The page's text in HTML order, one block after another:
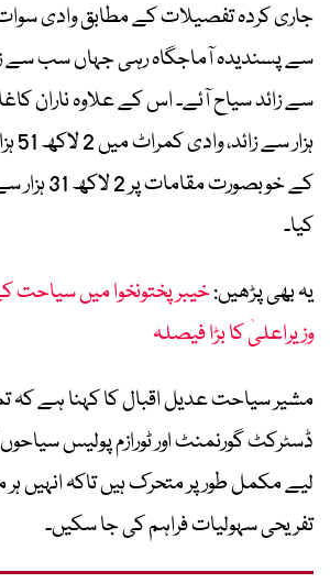
جاری کردہ تفصیلات کے مطابق وادی
کے خوبصورت
کیا۔
یہ بھی پڑھیں:خیبرپختونخوا میں سیاحت
وزیراعلیٰ کا بڑا فیصلہ
مشیر سیاحت عدیل اقبال کا کہنا ہے کہ
ڈسٹرکٹ گورنمنٹ اور ٹورازم پولیس
لیے مکمل طور پر متحرک ہیں تاکہ انہیں
تفریحی سہولیات فراہم کی جا سکیں۔